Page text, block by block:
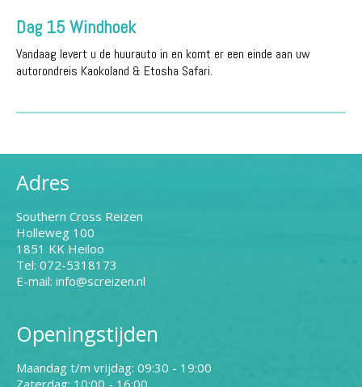
Dag 15 Windhoek
Vandaag levert u de huurauto in en komt er een einde aan uw
autorondreis Kaokoland & Etosha Safari.
Adres
Southern Cross Reizen
Holleweg 100
1851 KK Heiloo
Tel: 072-5318173
E-mail: info@screizen.nl
Openingstijden
Maandag t/m vrijdag: 09:30 - 19:00
Zaterdag: 10:00 - 16:00